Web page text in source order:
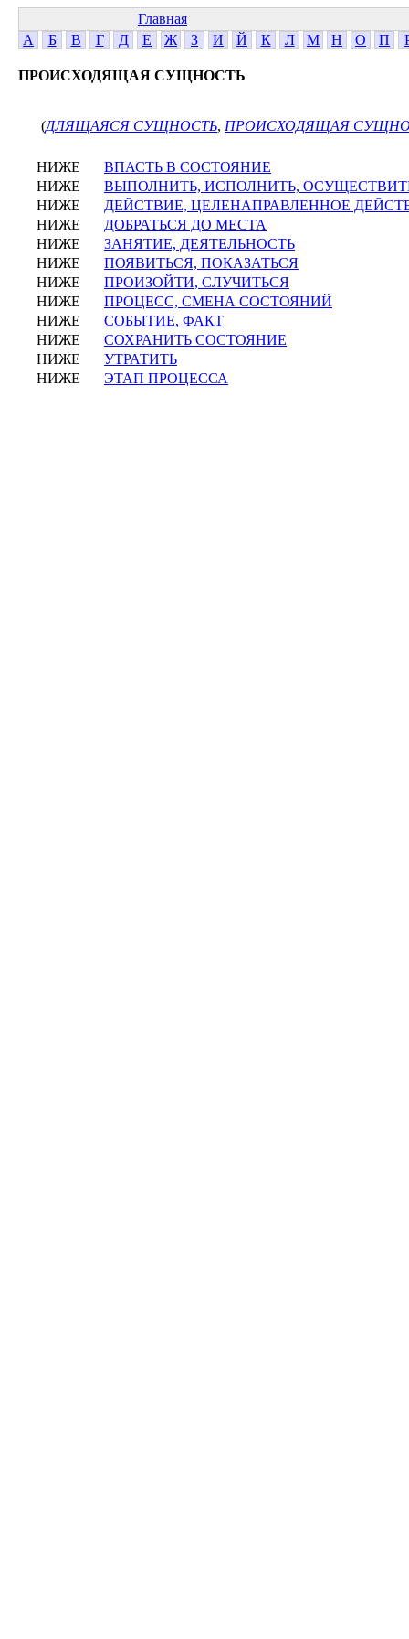
Главная
А
Б В Г Д Е Ж З И Й К Л М Н О П
ПРОИСХОДЯЩАЯ СУЩНОСТЬ
(ДЛЯЩАЯСЯ СУЩНОСТЬ, ПРОИСХОДЯЩАЯ
НИЖЕ
ВПАСТЬ В СОСТОЯНИЕ
НИЖЕ
ВЫПОЛНИТЬ, ИСПОЛНИТЬ,
НИЖЕ
ДЕЙСТВИЕ, ЦЕЛЕНАПРАВЛЕННОЕ
НИЖЕ
ДОБРАТЬСЯ ДО МЕСТА
НИЖЕ
ЗАНЯТИЕ, ДЕЯТЕЛЬНОСТЬ
НИЖЕ
ПОЯВИТЬСЯ, ПОКАЗАТЬСЯ
НИЖЕ
ПРОИЗОЙТИ, СЛУЧИТЬСЯ
НИЖЕ
ПРОЦЕСС, СМЕНА СОСТОЯНИЙ
НИЖЕ
СОБЫТИЕ, ФАКТ
НИЖЕ
СОХРАНИТЬ СОСТОЯНИЕ
НИЖЕ
УТРАТИТЬ
НИЖЕ
ЭТАП ПРОЦЕССА